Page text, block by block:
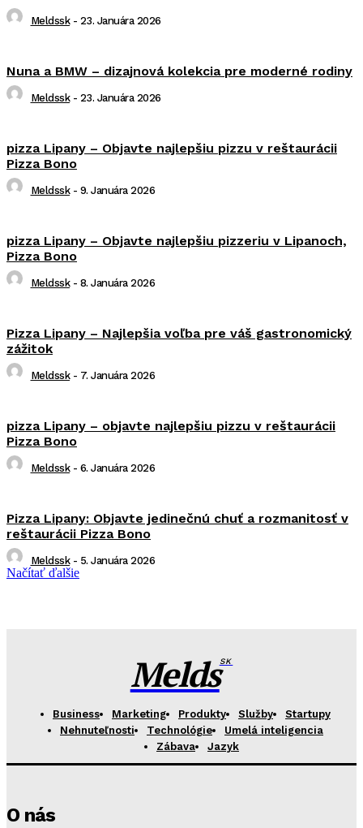
Meldssk - 23. Januára 2026
Nuna a BMW – dizajnová kolekcia pre moderné rodiny
Meldssk - 23. Januára 2026
pizza Lipany – Objavte najlepšiu pizzu v reštaurácii
Pizza Bono
Meldssk - 9. Januára 2026
pizza Lipany – Objavte najlepšiu pizzeriu v Lipanoch,
Pizza Bono
Meldssk - 8. Januára 2026
Pizza Lipany – Najlepšia voľba pre váš gastronomický
zážitok
Meldssk - 7. Januára 2026
pizza Lipany – objavte najlepšiu pizzu v reštaurácii
Pizza Bono
Meldssk - 6. Januára 2026
Pizza Lipany: Objavte jedinečnú chuť a rozmanitosť v
reštaurácii Pizza Bono
Meldssk - 5. Januára 2026
Načítať ďalšie
MeldsSK
Business Marketing Produkty Služby
Startupy
Nehnuteľnosti
Technológie
Umelá inteligencia
Zábava
Jazyk
O nás